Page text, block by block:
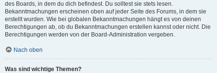
des Boards, in dem du dich befindest. Du solltest sie stets lesen.
Bekanntmachungen erscheinen oben auf jeder Seite des Forums, in dem sie
erstellt wurden. Wie bei globalen Bekanntmachungen hängt es von deinen
Berechtigungen ab, ob du Bekanntmachungen erstellen kannst oder nicht. Die
Berechtigungen werden von der Board-Administration vergeben.
Nach oben
Was sind wichtige Themen?